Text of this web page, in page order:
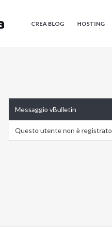
CREA BLOG HOSTING
Messaggio vBulletin
Questo utente non è registrato